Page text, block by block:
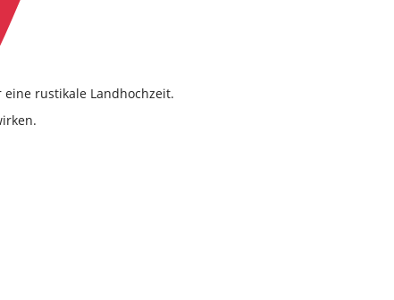
rustikale Landhochzeit.